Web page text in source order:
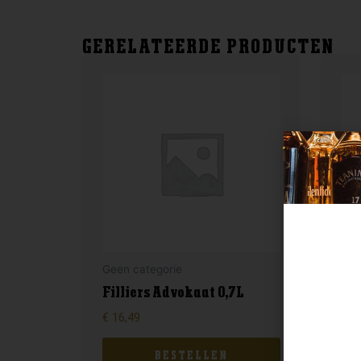
GERELATEERDE PRODUCTEN
Filliers Advokaat 0,7L
€ 16,49
BESTELLEN